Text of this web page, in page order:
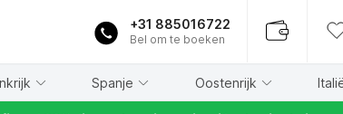
+31 885016722
Bel om te boeken
Spanje Oostenrijk